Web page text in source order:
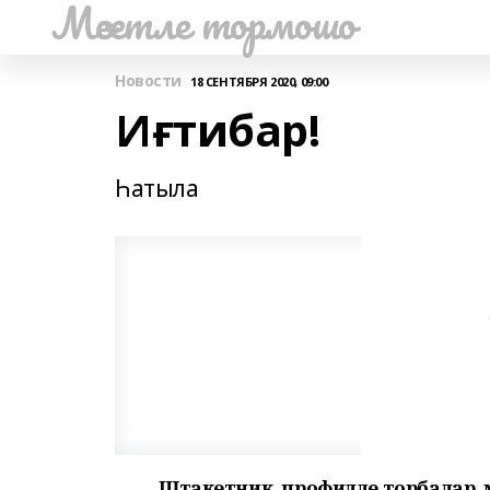
Мәсетле тормошо
Новости 18 СЕНТЯБРЯ 2020, 09:00
Иғтибар!
Һатыла